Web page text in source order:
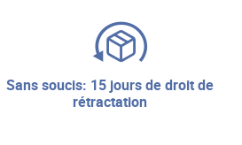
sans soucis: 15 jours de droit de
rétractation